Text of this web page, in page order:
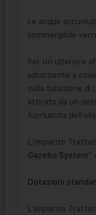
Le acque
sommergibile
Per un ulteriore
adsorbente a
sulla tubazione di
attivato da un
fuoriuscita
L’impianto
Gazebo System”
Dotazioni
L’impianto